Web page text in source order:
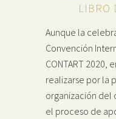
LIBRO
Aunque la
Convención
CONTART 2020,
realizarse por la
organización del
el proceso de